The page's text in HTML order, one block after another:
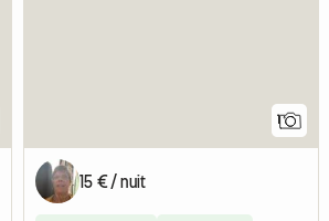
1
15 € / nuit